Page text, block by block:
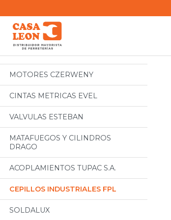
Categorias
Todos
MOTORES CZERWENY
CINTAS METRICAS EVEL
VALVULAS ESTEBAN
MATAFUEGOS Y CILINDROS
DRAGO
ACOPLAMIENTOS TUPAC S.A.
CEPILLOS INDUSTRIALES FPL
SOLDALUX